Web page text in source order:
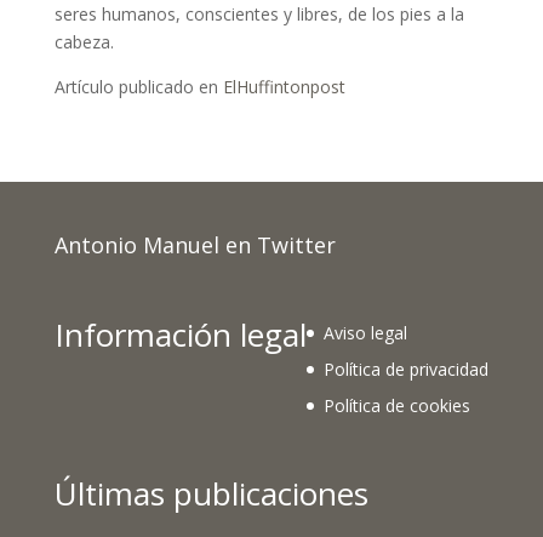
seres humanos, conscientes y libres, de los pies a la
cabeza.
Artículo publicado en ElHuffintonpost
Antonio Manuel en Twitter
Información legal
Aviso legal
Política de privacidad
Política de cookies
Últimas publicaciones